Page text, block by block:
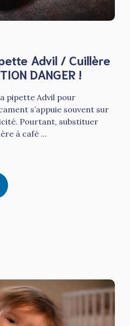
Advil / Cuillère
DANGER !
pipette Advil pour
s’appuie souvent sur
Pourtant, substituer
à café ...